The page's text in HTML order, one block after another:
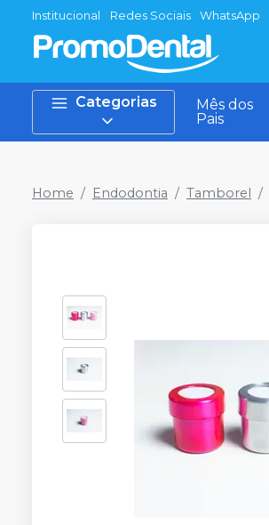
Institucional Redes Sociais WhatsApp
Categorias
Mês dos
Pais
Home Endodontia Tamborel